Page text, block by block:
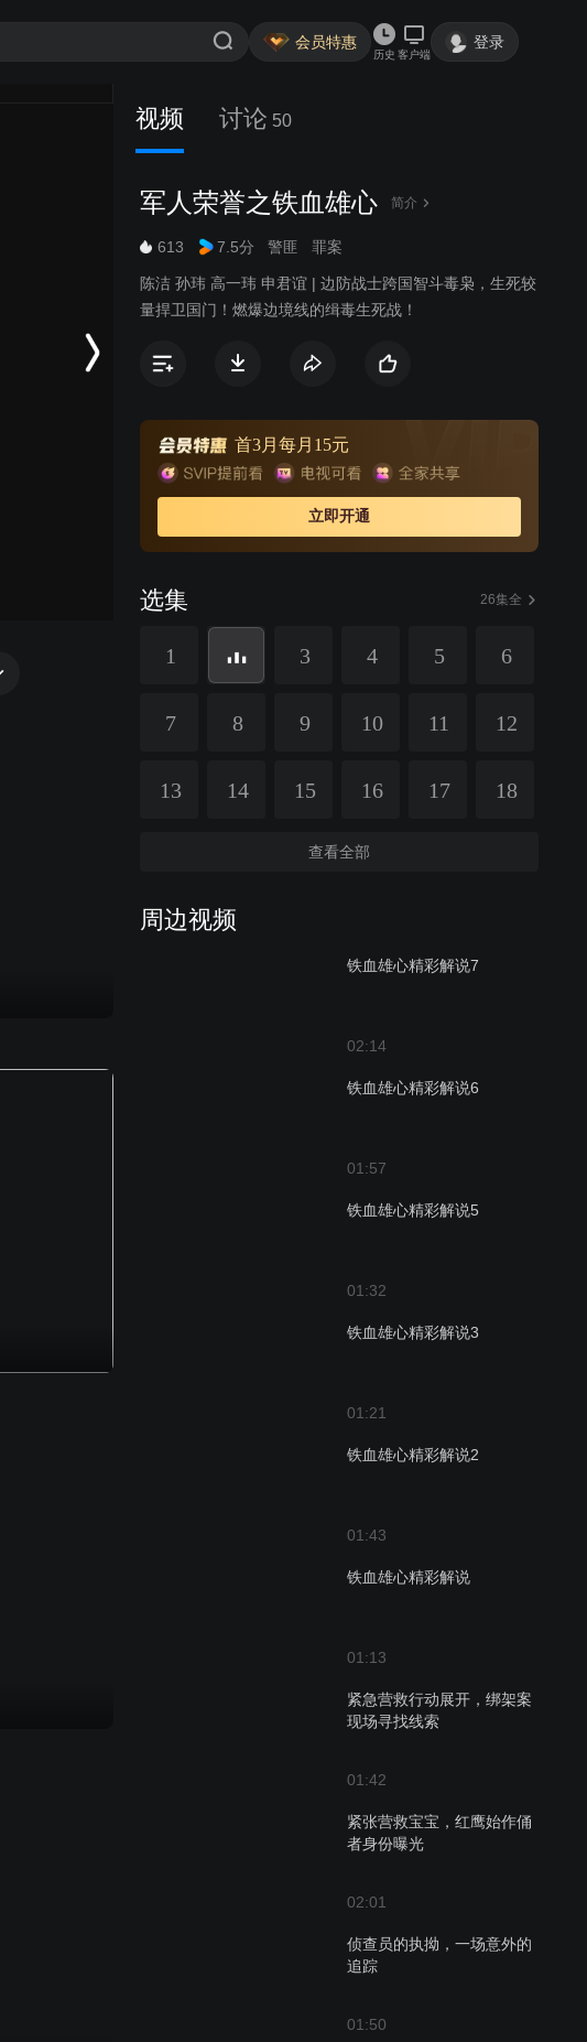
会员特惠
历史 客户端
登录
视频 讨论 50
军人荣誉之铁血雄心 简介
613 7.5分 警匪 罪案
陈洁 孙玮 高一玮 申君谊 | 边防战士跨国智斗毒枭，生死较
量捍卫国门！燃爆边境线的缉毒生死战！
首3月每月15元
立即开通
选集 26集全
1 3 4 5 6
7 8 9 10 11 12
13 14 15 16 17 18
查看全部
周边视频
铁血雄心精彩解说7
02:14
铁血雄心精彩解说6
01:57
铁血雄心精彩解说5
01:32
铁血雄心精彩解说3
01:21
铁血雄心精彩解说2
01:43
铁血雄心精彩解说
01:13
紧急营救行动展开，绑架案
现场寻找线索
01:42
紧张营救宝宝，红鹰始作俑
者身份曝光
02:01
侦查员的执拗，一场意外的
追踪
01:50